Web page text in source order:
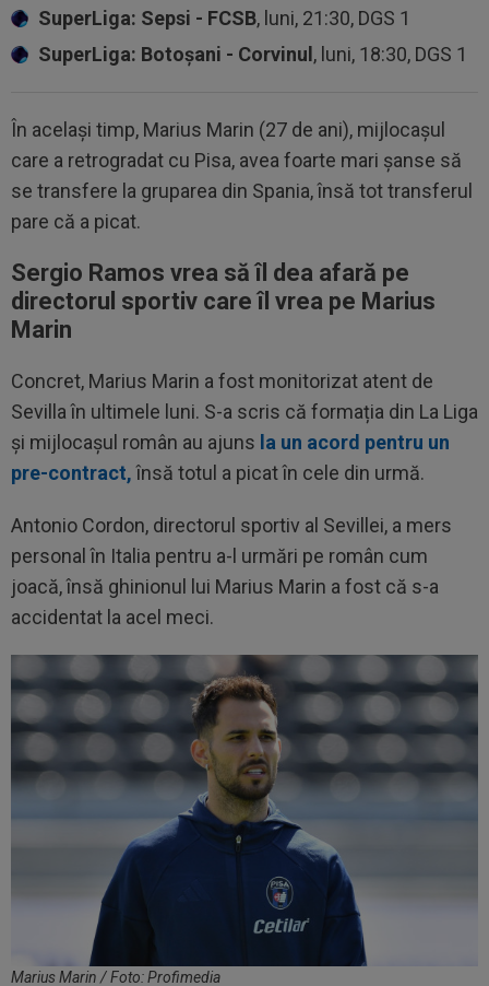
SuperLiga: Sepsi - FCSB, luni, 21:30, DGS 1
SuperLiga: Botoșani - Corvinul, luni, 18:30, DGS 1
În același timp, Marius Marin (27 de ani), mijlocașul
care a retrogradat cu Pisa, avea foarte mari șanse să
se transfere la gruparea din Spania, însă tot transferul
pare că a picat.
Sergio Ramos vrea să îl dea afară pe
directorul sportiv care îl vrea pe Marius
Marin
Concret, Marius Marin a fost monitorizat atent de
Sevilla în ultimele luni. S-a scris că formația din La Liga
și mijlocașul român au ajuns la un acord pentru un
pre-contract,însă totul a picat în cele din urmă.
Antonio Cordon, directorul sportiv al Sevillei, a mers
personal în Italia pentru a-l urmări pe român cum
joacă, însă ghinionul lui Marius Marin a fost că s-a
accidentat la acel meci.
Marius Marin / Foto: Profimedia